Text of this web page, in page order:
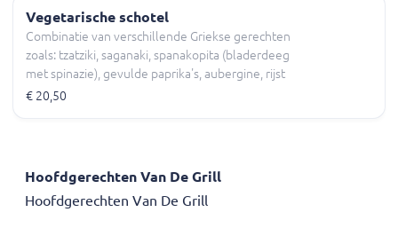
Vegetarische schotel
Combinatie van verschillende Griekse gerechten
zoals: tzatziki, saganaki, spanakopita (bladerdeeg
met spinazie), gevulde paprika's, aubergine, rijst
en gigantes (witte bonen).
€ 20,50
Hoofdgerechten Van De Grill
Hoofdgerechten Van De Grill